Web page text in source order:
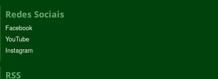
Redes Sociais
Facebook
YouTube
Instagram
RSS